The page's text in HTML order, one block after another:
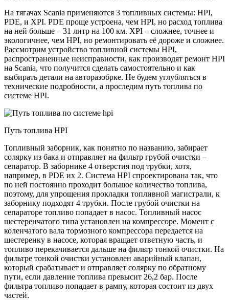
На тягачах Scania применяются 3 топливных системы: HPI,
PDE, и XPI. PDE проще устроена, чем HPI, но расход топлива
на ней больше – 31 литр на 100 км. XPI – сложнее, точнее и
экологичнее, чем HPI, но ремонтировать её дороже и сложнее.
Рассмотрим устройство топливной системы HPI,
распространенные неисправности, как производят ремонт HPI
на Scania, что получится сделать самостоятельно и как
выбирать детали на авторазобрке. Не будем углубляться в
технические подробности, а проследим путь топлива по
системе HPI.
Путь топлива HPI
Топливный заборник, как понятно по названию, забирает
солярку из бака и отправляет на фильтр грубой очистки –
сепаратор. В заборнике 4 отверстия под трубки, хотя,
например, в PDE их 2. Система HPI спроектирована так, что
по ней постоянно проходит большое количество топлива,
поэтому, для упрощения прокладки топливной магистрали, к
заборнику подходят 4 трубки. После грубой очистки на
сепараторе топливо попадает в насос. Топливный насос
шестеренчатого типа установлен на компрессоре. Момент с
коленчатого вала тормозного компрессора передается на
шестеренку в насосе, которая вращает ответную часть, и
топливо перекачивается дальше на фильтр тонкой очистки. На
фильтре тонкой очистки установлен аварийный клапан,
который срабатывает и отправляет солярку по обратному
пути, если давление топлива превысит 26,2 бар. После
фильтра топливо попадает в рампу, которая состоит из двух
частей.